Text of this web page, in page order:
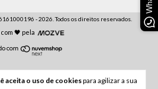
aceita o uso de cookiespara agilizar a sua
- 2026. Todos os direitos reservados.
🖤 pela